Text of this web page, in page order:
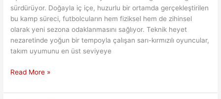
sürdürüyor. Doğayla iç içe, huzurlu bir ortamda gerçekleştirilen
bu kamp süreci, futbolcuların hem fiziksel hem de zihinsel
olarak yeni sezona odaklanmasını sağlıyor. Teknik heyet
nezaretinde yoğun bir tempoyla çalışan sarı-kırmızılı oyuncular,
takım uyumunu en üst seviyeye
Avusturya
Aslan’ın
Read More »